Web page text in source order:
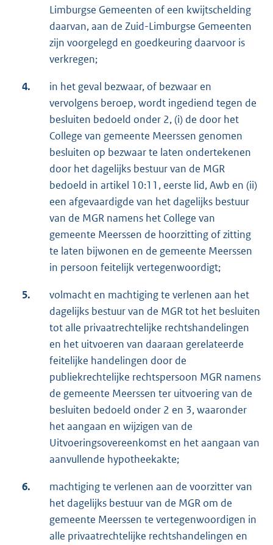
Limburgse Gemeenten of een kwijtschelding
daarvan, aan de Zuid-Limburgse Gemeenten
zijn voorgelegd en goedkeuring daarvoor is
verkregen;
4.
in het geval bezwaar, of bezwaar en
vervolgens beroep, wordt ingediend tegen de
besluiten bedoeld onder 2, (i) de door het
College van gemeente Meerssen genomen
besluiten op bezwaar te laten ondertekenen
door het dagelijks bestuur van de MGR
bedoeld in artikel 10:11, eerste lid, Awb en (ii)
een afgevaardigde van het dagelijks bestuur
van de MGR namens het College van
gemeente Meerssen de hoorzitting of zitting
te laten bijwonen en de gemeente Meerssen
in persoon feitelijk vertegenwoordigt;
5.
volmacht en machtiging te verlenen aan het
dagelijks bestuur van de MGR tot het besluiten
tot alle privaatrechtelijke rechtshandelingen
en het uitvoeren van daaraan gerelateerde
feitelijke handelingen door de
publiekrechtelijke rechtspersoon MGR namens
de gemeente Meerssen ter uitvoering van de
besluiten bedoeld onder 2 en 3, waaronder
het aangaan en wijzigen van de
Uitvoeringsovereenkomst en het aangaan van
aanvullende hypotheekakte;
6.
machtiging te verlenen aan de voorzitter van
het dagelijks bestuur van de MGR om de
gemeente Meerssen te vertegenwoordigen in
alle privaatrechtelijke rechtshandelingen en